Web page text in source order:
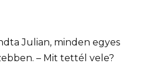
Julian, minden egyes
– Mit tettél vele?